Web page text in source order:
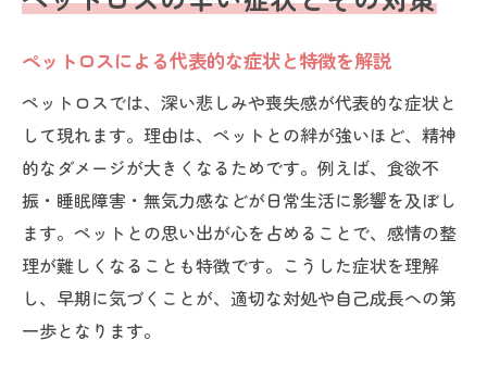
ペットロス後の後追いリスクを防ぐ心構え
長期化しやすいペットロスの特徴と対策
ペットの死を実感できない時の心の整理法
ペットロスを成長のきっかけに変える考え
方
ペットロスと自己成長の関係性を見直そう
罪悪感を手放し自己成長へ進むステップ
ペットロスから自分の強さを見つける方法
思い出を大切に自己成長へ繋げる工夫
ペットロスによる代表的な症状と特徴を解説
ペットロスでは、深い悲しみや喪失感が代表的な症状と
して現れます。理由は、ペットとの絆が強いほど、精神
的なダメージが大きくなるためです。例えば、食欲不
振・睡眠障害・無気力感などが日常生活に影響を及ぼし
ます。ペットとの思い出が心を占めることで、感情の整
理が難しくなることも特徴です。こうした症状を理解
し、早期に気づくことが、適切な対処や自己成長への第
一歩となります。